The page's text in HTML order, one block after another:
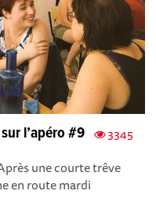
3345
l’apéro #9
une courte trêve
en route mardi